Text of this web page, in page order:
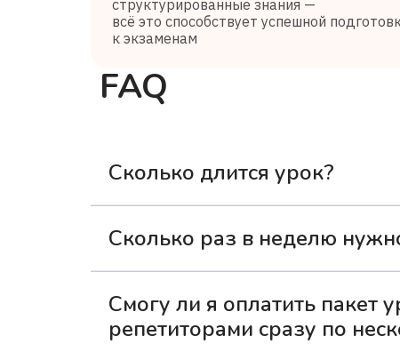
структурированные знания —
всё это способствует успешной
к экзаменам
FAQ
Сколько длится урок?
мог усвоить материал и не устать.
Сколько раз в неделю
сможет в комфортном темпе
чрезмерной нагрузки.
Смогу ли я оплатить пакет
репетиторами сразу по